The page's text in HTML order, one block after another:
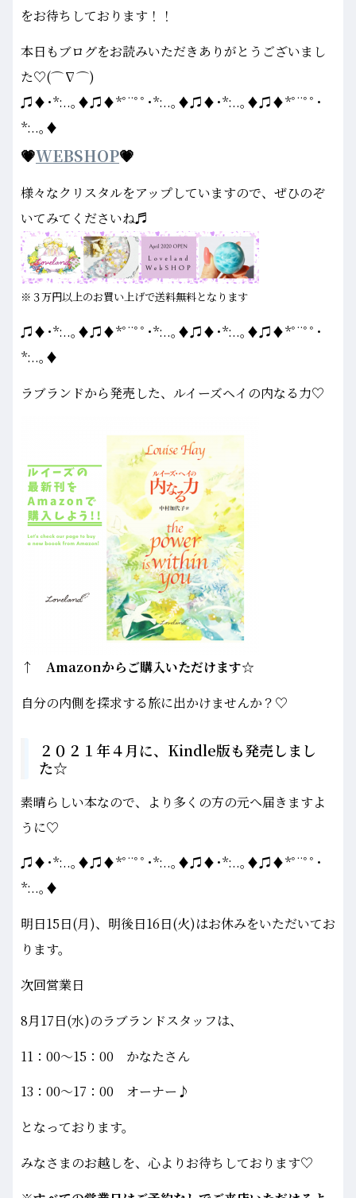
をお待ちしております！！
本日もブログをお読みいただきありがとうございまし
た♡(⌒∇⌒)
♫♦･*:..｡♦♫♦*ﾟ¨ﾟﾟ･*:..｡♦♫♦･*:..｡♦♫♦*ﾟ¨ﾟﾟ･
*:..｡♦
💗WEBSHOP💗
様々なクリスタルをアップしていますので、ぜひのぞ
いてみてくださいね♬
※３万円以上のお買い上げで送料無料となります
♫♦･*:..｡♦♫♦*ﾟ¨ﾟﾟ･*:..｡♦♫♦･*:..｡♦♫♦*ﾟ¨ﾟﾟ･
*:..｡♦
ラブランドから発売した、ルイーズヘイの内なる力♡
↑ Amazonからご購入いただけます☆
自分の内側を探求する旅に出かけませんか？♡
２０２１年４月に、Kindle版も発売しまし
た☆
素晴らしい本なので、より多くの方の元へ届きますよ
うに♡
♫♦･*:..｡♦♫♦*ﾟ¨ﾟﾟ･*:..｡♦♫♦･*:..｡♦♫♦*ﾟ¨ﾟﾟ･
*:..｡♦
明日15日(月)、明後日16日(火)はお休みをいただいてお
ります。
次回営業日
8月17日(水)のラブランドスタッフは、
11：00～15：00 かなたさん
13：00～17：00 オーナー♪
となっております。
みなさまのお越しを、心よりお待ちしております♡